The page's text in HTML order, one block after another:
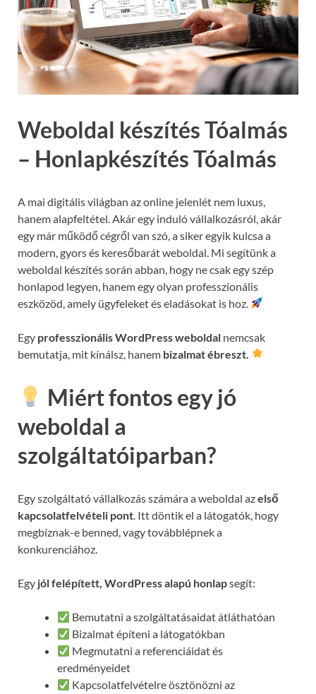
Weboldal készítés Tóalmás
– Honlapkészítés Tóalmás
A mai digitális világban az online jelenlét nem luxus,
hanem alapfeltétel. Akár egy induló vállalkozásról, akár
egy már működő cégről van szó, a siker egyik kulcsa a
modern, gyors és keresőbarát weboldal. Mi segítünk a
weboldal készítés során abban, hogy ne csak egy szép
honlapod legyen, hanem egy olyan professzionális
eszközöd, amely ügyfeleket és eladásokat is hoz.
Egy professzionális WordPress weboldal nemcsak
bemutatja, mit kínálsz, hanem bizalmat ébreszt.
Miért fontos egy jó
weboldal a
szolgáltatóiparban?
Egy szolgáltató vállalkozás számára a weboldal azelső
kapcsolatfelvételi pont. Itt döntik el a látogatók, hogy
megbíznak-e benned, vagy továbblépnek a
konkurenciához.
Egy jól felépített, WordPress alapú honlapsegít:
Bemutatni a szolgáltatásaidat átláthatóan
Bizalmat építeni a látogatókban
Megmutatni a referenciáidat és
eredményeidet
Kapcsolatfelvételre ösztönözni az